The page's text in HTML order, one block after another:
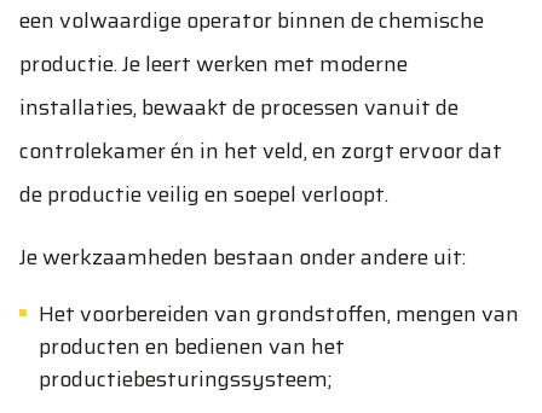
een volwaardige operator binnen de chemische
productie. Je leert werken met moderne
installaties, bewaakt de processen vanuit de
controlekamer én in het veld, en zorgt ervoor dat
de productie veilig en soepel verloopt.
Je werkzaamheden bestaan onder andere uit:
Het voorbereiden van grondstoffen, mengen van
producten en bedienen van het
productiebesturingssysteem;